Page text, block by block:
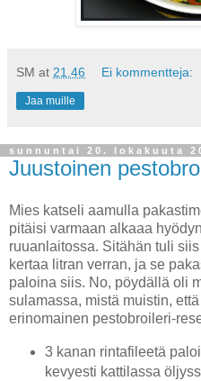
SM at 21.46 Ei kommentteja:
Jaa muille
sunnuntai 20. lokakuuta
Juustoinen
Mies katseli aamulla
pitäisi varmaan alkaaa
ruuanlaitossa. Sitähän tuli
kertaa litran verran, ja se
paloina siis. No, pöydällä oli
sulamassa, mistä muistin,
erinomainen pestobroileri-
3 kanan rintafileetä
kevyesti kattilassa